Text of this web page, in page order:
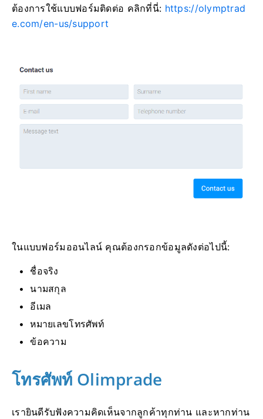
ต้องการใช้แบบฟอร์มติดต่อ คลิกที่นี่: https://olymptrad
e.com/en-us/support
ในแบบฟอร์มออนไลน์ คุณต้องกรอกข้อมูลดังต่อไปนี้:
ชื่อจริง
นามสกุล
อีเมล
หมายเลขโทรศัพท์
ข้อความ
โทรศัพท์ Olimprade
เรายินดีรับฟังความคิดเห็นจากลูกค้าทุกท่าน และหากท่าน